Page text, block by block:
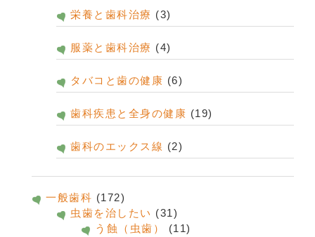
栄養と歯科治療 (3)
服薬と歯科治療 (4)
タバコと歯の健康 (6)
歯科疾患と全身の健康 (19)
歯科のエックス線 (2)
一般歯科 (172)
虫歯を治したい (31)
う蝕（虫歯）
(11)